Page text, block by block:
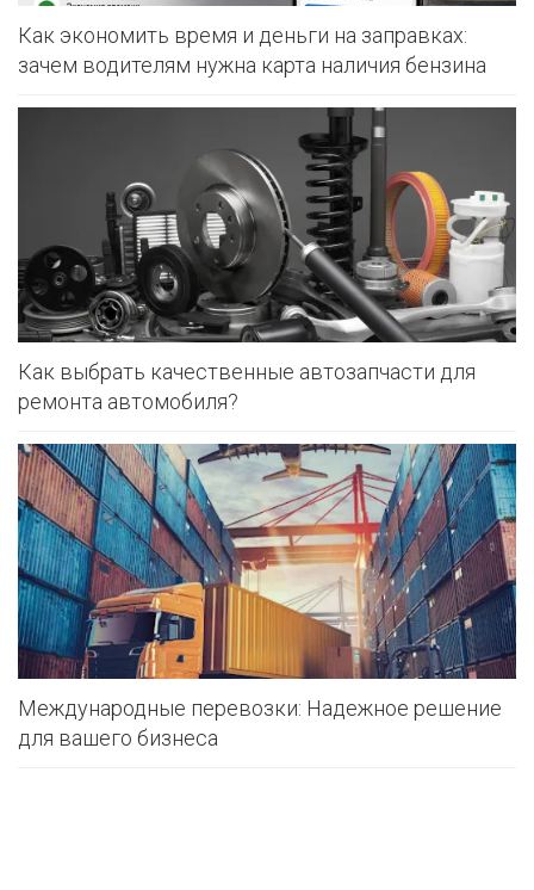
Как экономить время и деньги на заправках:
зачем водителям нужна карта наличия бензина
Как выбрать качественные автозапчасти для
ремонта автомобиля?
Международные перевозки: Надежное решение
для вашего бизнеса